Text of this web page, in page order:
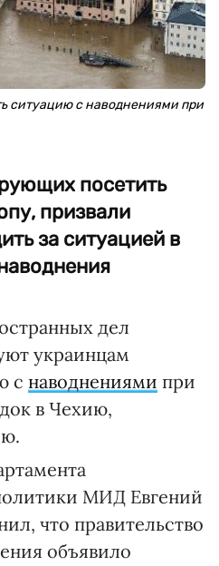
ситуацию с наводнениями при
посетить
призвали
за ситуацией в
дел
украинцам
с наводнениями при
в Чехию,
МИД Евгений
что правительство
объявило